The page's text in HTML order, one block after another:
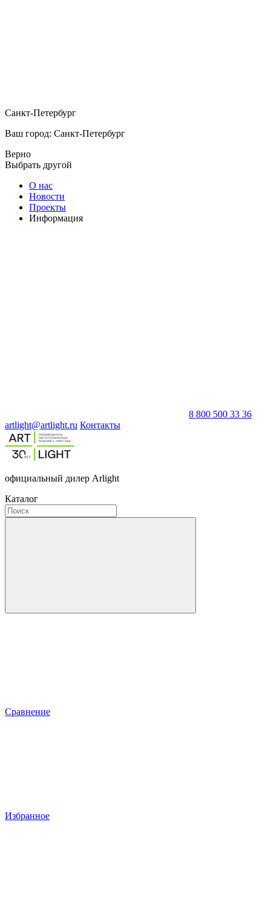
Санкт-Петербург
Ваш город: Санкт-Петербург
Верно
Выбрать другой
О нас
Новости
Проекты
Информация
8 800 500 33 36
artlight@artlight.ru Контакты
официальный дилер Arlight
Каталог
Сравнение
Избранное